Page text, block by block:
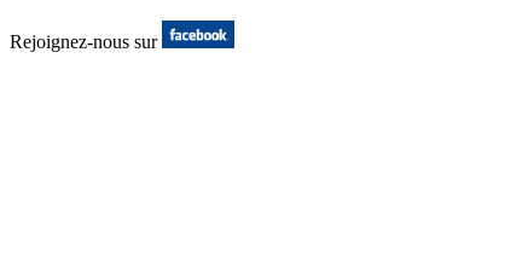
Rejoignez-nous sur